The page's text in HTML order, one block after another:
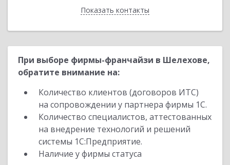
Показать контакты
Назад
При выборе фирмы-франчайзи в Шелехове,
обратите внимание на:
Количество клиентов (договоров ИТС)
на сопровождении у партнера фирмы 1С.
Количество специалистов, аттестованных
на внедрение технологий и решений
системы 1С:Предприятие.
Наличие у фирмы статуса